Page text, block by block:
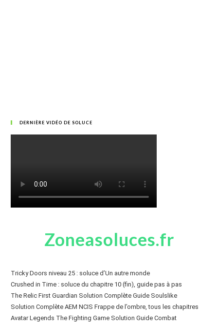
DERNIÈRE VIDÉO DE SOLUCE
Zoneasoluces.fr
Tricky Doors niveau 25 : soluce d’Un autre monde
Crushed in Time : soluce du chapitre 10 (fin), guide pas à pas
The Relic First Guardian Solution Complète Guide Soulslike
Solution Complète AEM NCIS Frappe de l’ombre, tous les chapitres
Avatar Legends The Fighting Game Solution Guide Combat